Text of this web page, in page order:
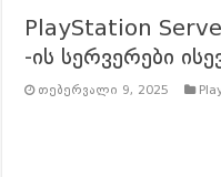
გეიმინგ ინდუსტრიის
Battlefield 6 Battle Royale –
PlayStation
-ის სერვერები
თებერვალი 9, 2025